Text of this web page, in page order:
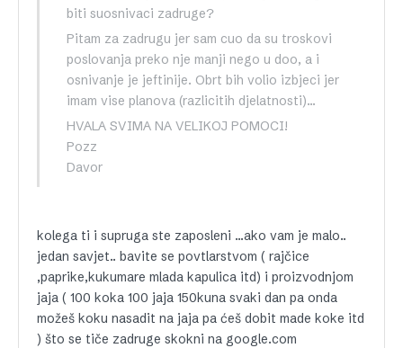
biti suosnivaci zadruge?
Pitam za zadrugu jer sam cuo da su troskovi
poslovanja preko nje manji nego u doo, a i
osnivanje je jeftinije. Obrt bih volio izbjeci jer
imam vise planova (razlicitih djelatnosti)…
HVALA SVIMA NA VELIKOJ POMOCI!
Pozz
Davor
kolega ti i supruga ste zaposleni …ako vam je malo..
jedan savjet.. bavite se povtlarstvom ( rajčice
,paprike,kukumare mlada kapulica itd) i proizvodnjom
jaja ( 100 koka 100 jaja 150kuna svaki dan pa onda
možeš koku nasadit na jaja pa ćeš dobit made koke itd
) što se tiče zadruge skokni na google.com